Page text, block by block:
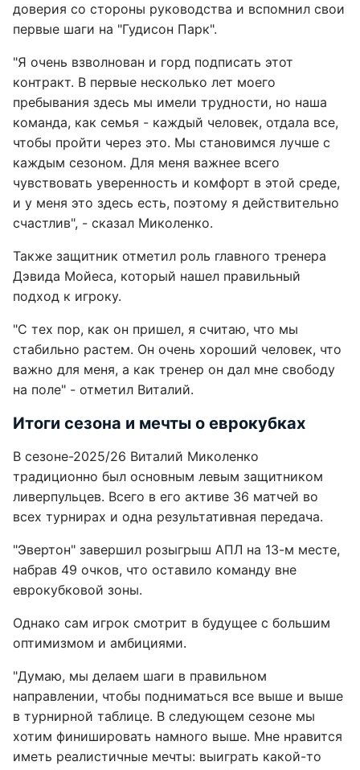
доверия со стороны руководства и вспомнил свои
первые шаги на "Гудисон Парк".
"Я очень взволнован и горд подписать этот
контракт. В первые несколько лет моего
пребывания здесь мы имели трудности, но наша
команда, как семья - каждый человек, отдала все,
чтобы пройти через это. Мы становимся лучше с
каждым сезоном. Для меня важнее всего
чувствовать уверенность и комфорт в этой среде,
и у меня это здесь есть, поэтому я действительно
счастлив", - сказал Миколенко.
Также защитник отметил роль главного тренера
Дэвида Мойеса, который нашел правильный
подход к игроку.
"С тех пор, как он пришел, я считаю, что мы
стабильно растем. Он очень хороший человек, что
важно для меня, а как тренер он дал мне свободу
на поле" - отметил Виталий.
Итоги сезона и мечты о еврокубках
В сезоне-2025/26 Виталий Миколенко
традиционно был основным левым защитником
ливерпульцев. Всего в его активе 36 матчей во
всех турнирах и одна результативная передача.
"Эвертон" завершил розыгрыш АПЛ на 13-м месте,
набрав 49 очков, что оставило команду вне
еврокубковой зоны.
Однако сам игрок смотрит в будущее с большим
оптимизмом и амбициями.
"Думаю, мы делаем шаги в правильном
направлении, чтобы подниматься все выше и выше
в турнирной таблице. В следующем сезоне мы
хотим финишировать намного выше. Мне нравится
иметь реалистичные мечты: выиграть какой-то